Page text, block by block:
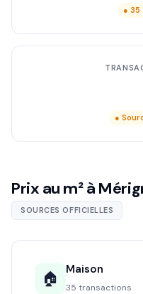
●
●
Prix au m² à
SOURCES OFFICIELLES
🏠 Maison
35 transactions